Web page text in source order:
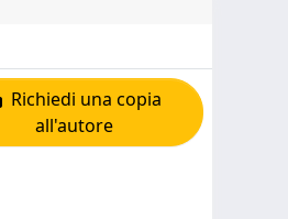
Richiedi una copia
all'autore